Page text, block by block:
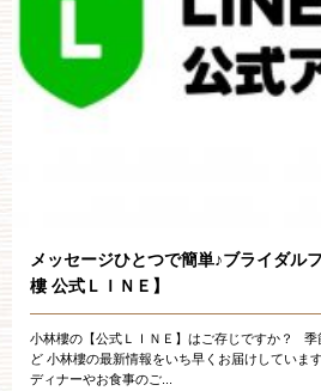
メッセージひとつで簡単♪ブライダル
樓 公式ＬＩＮＥ】
小林樓の【公式ＬＩＮＥ】はご存じですか？ 季
ど 小林樓の最新情報をいち早くお届けしていま
ディナーやお食事のご...
12：00〜20：00 土日
ご成約済み・ご列
WEBからのお問